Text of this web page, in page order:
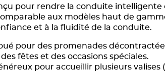
pour rendre la conduite
aux modèles haut de
et à la fluidité de la conduite.
pour des promenades
fêtes et des occasions spéciales.
pour accueillir plusieurs valises